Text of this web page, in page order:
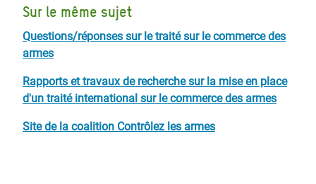
Sur le même sujet
Questions/réponses sur le traité sur le commerce des
armes
Rapports et travaux de recherche sur la mise en place
d'un traité international sur le commerce des armes
Site de la coalition Contrôlez les armes